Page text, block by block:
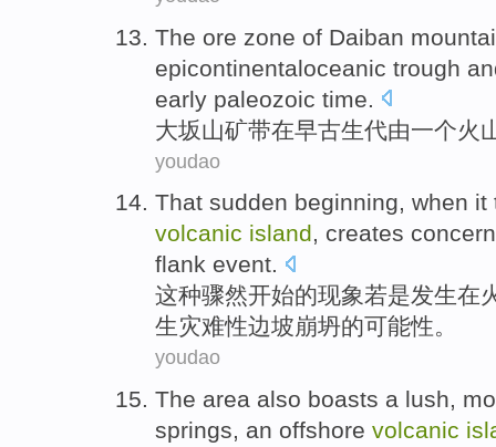
The ore zone of Daiban
epicontinentaloceanic trough
early paleozoic time.
大坂山矿带在早古生代由一个火
youdao
That sudden beginning, when it
volcanic island, creates concern
flank event.
这种骤然开始的现象若是发生在
生灾难性边坡崩坍的可能性。
youdao
The area also boasts a lush,
springs, an offshore volcanic